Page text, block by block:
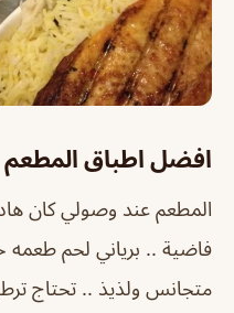
افضل اطباق المطعم
المطعم عند وصولي كان
فاضية .. برياني لحم طعمه
متجانس ولذيذ .. تحتاج